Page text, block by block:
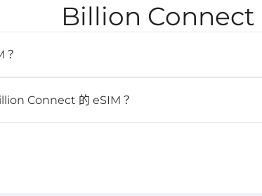
Billion Connect
？
，並可儲存多個配置檔。
Connect 的 eSIM？